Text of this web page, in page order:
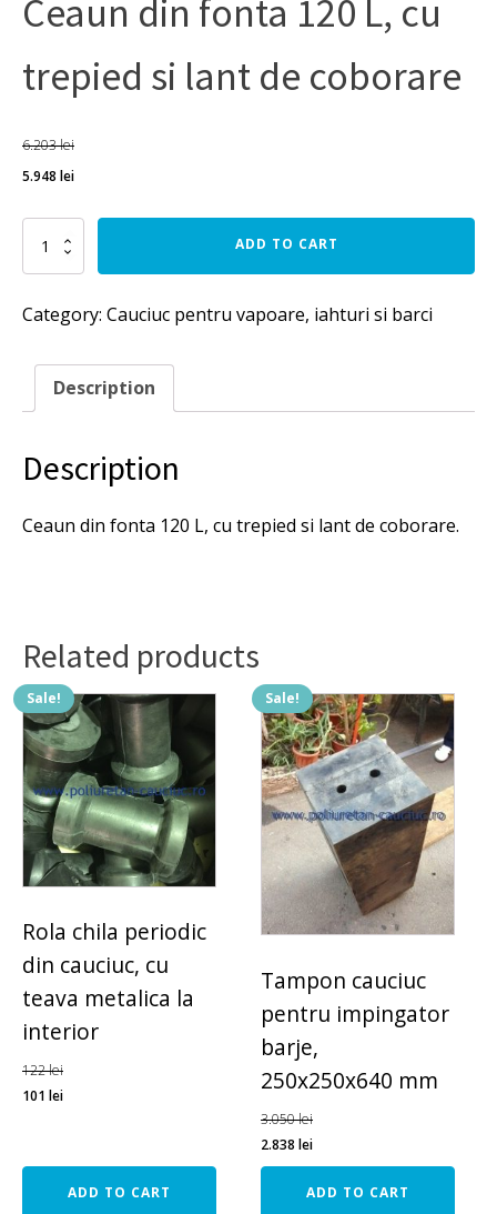
Ceaun din fonta 120 L, cu
trepied si lant de coborare
6.203lei
5.948 lei
Ceaun
fonta
L,
trepied
lant
quantity
ADD TO CART
Category: Cauciuc pentru vapoare, iahturi si barci
Description
Description
Ceaun din fonta 120 L, cu trepied si lant de coborare.
Related products
Sale!
Rola chila periodic
din cauciuc, cu
teava metalica la
interior
122lei
101 lei
ADD TO CART
Sale!
Tampon cauciuc
pentru impingator
barje,
250x250x640 mm
3.050lei
2.838lei
ADD TO CART